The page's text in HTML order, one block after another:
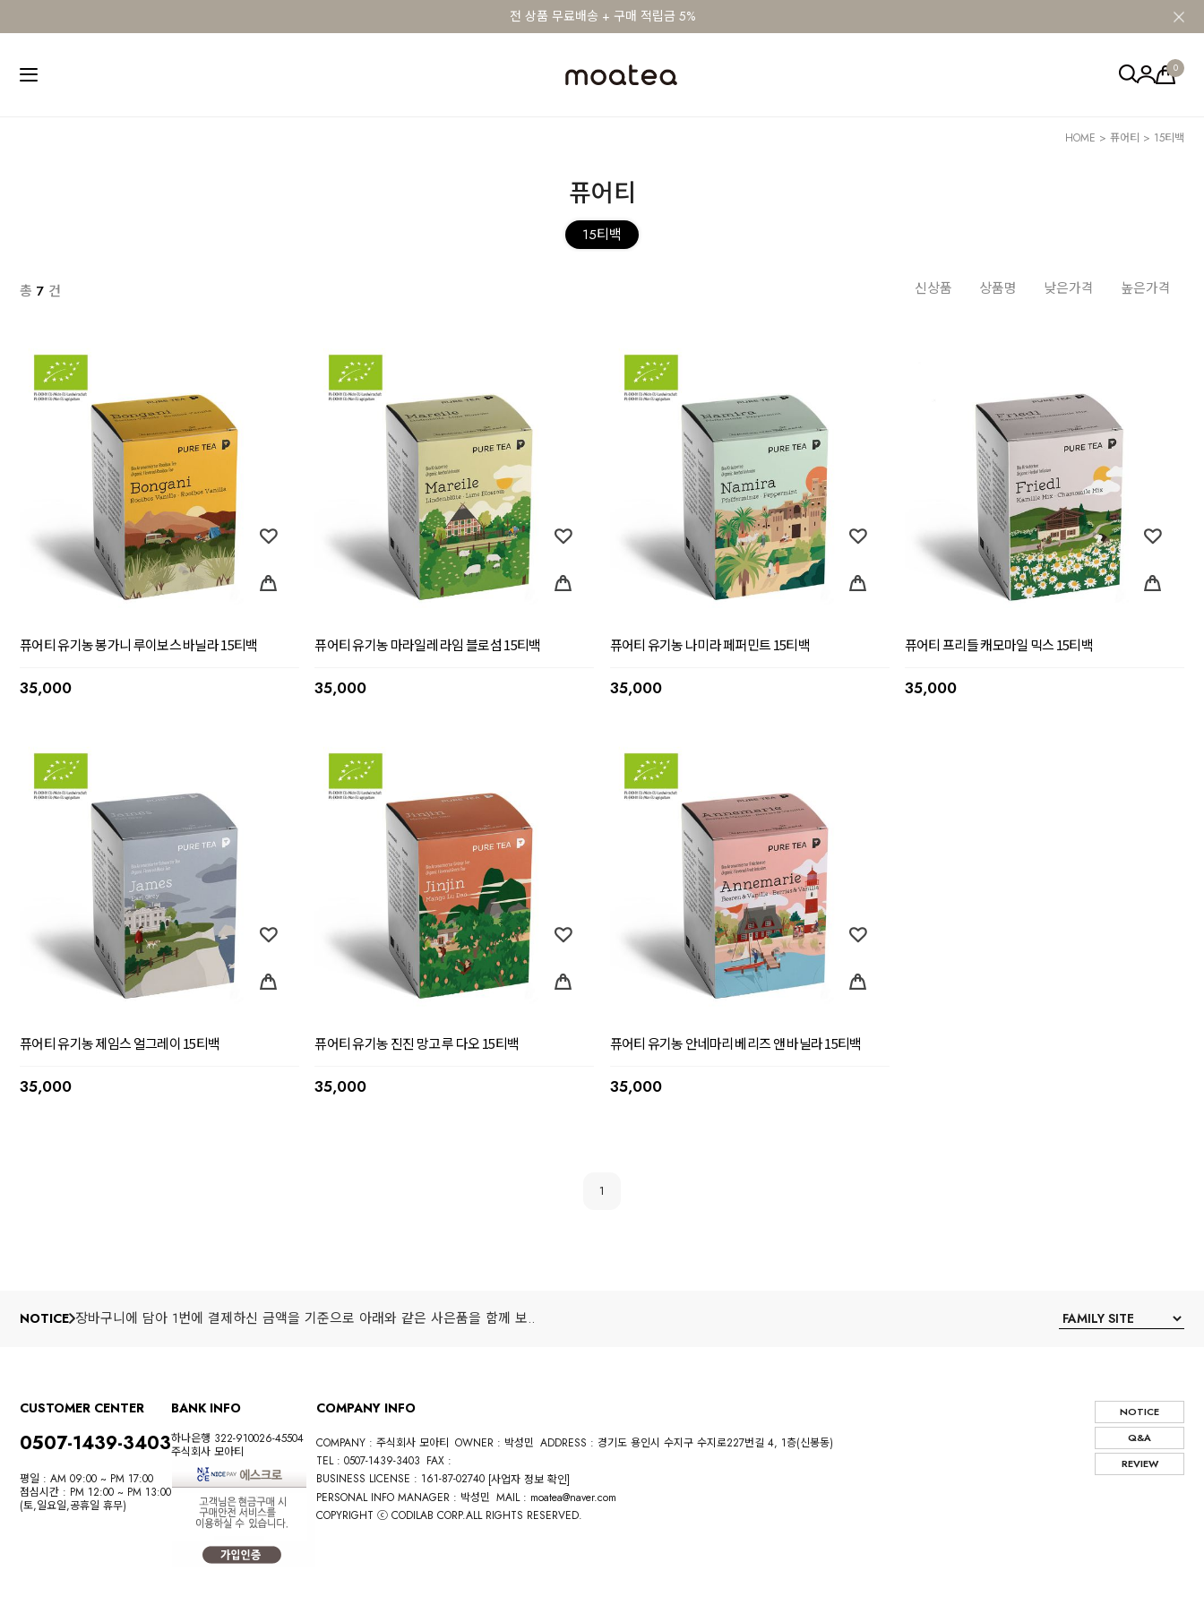
전 상품 무료배송 + 구매 적립금 5%
0
HOME > 퓨어티 > 15티백
퓨어티
15티백
총 7 건 신상품 상품명 낮은가격 높은가격
퓨어티 유기농 봉가니 루이보스 바닐라 15티백
35,000
퓨어티 유기농 마라일레 라임 블로섬 15티백
35,000
퓨어티 유기농 나미라 페퍼민트 15티백
35,000
퓨어티 프리들 캐모마일 믹스 15티백
35,000
퓨어티 유기농 제임스 얼그레이 15티백
35,000
퓨어티 유기농 진진 망고 루 다오 15티백
35,000
퓨어티 유기농 안네마리 베리즈 앤 바닐라 15티백
35,000
1
NOTICE 장바구니에 담아 1번에 결제하신 금액을 기준으로 아래와 같은 사은품을 함께 보..
CUSTOMER CENTER
0507-1439-3403
평일 : AM 09:00 ~ PM 17:00
점심시간 : PM 12:00 ~ PM 13:00
(토,일요일,공휴일 휴무)
BANK INFO
하나은행 322-910026-45504
주식회사 모아티
COMPANY INFO
COMPANY : 주식회사 모아티 OWNER : 박성민 ADDRESS : 경기도 용인시 수지구 수지로227번길 4, 1층(신봉동)
TEL : 0507-1439-3403 FAX :
BUSINESS LICENSE : 161-87-02740 [사업자 정보 확인]
PERSONAL INFO MANAGER : 박성민 MAIL : moatea@naver.com
COPYRIGHT ⓒ CODILAB CORP.ALL RIGHTS RESERVED.
NOTICE
Q&A
REVIEW